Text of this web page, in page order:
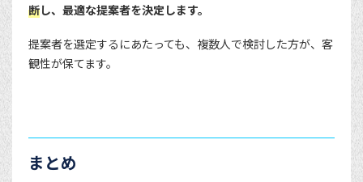
断し、最適な提案者を決定します。
提案者を選定するにあたっても、複数人で検討した方が、客
観性が保てます。
まとめ